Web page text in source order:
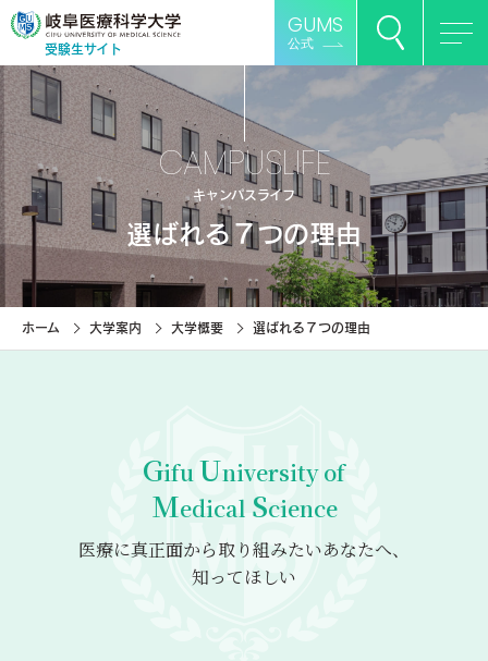
受験生サイト
GUMS
公式
CAMPUSLIFE
キャンパスライフ
選ばれる７つの理由
ホーム 大学案内 大学概要 選ばれる７つの理由
Gifu University of
Medical Science
医療に真正面から取り組みたいあなたへ、
知ってほしい